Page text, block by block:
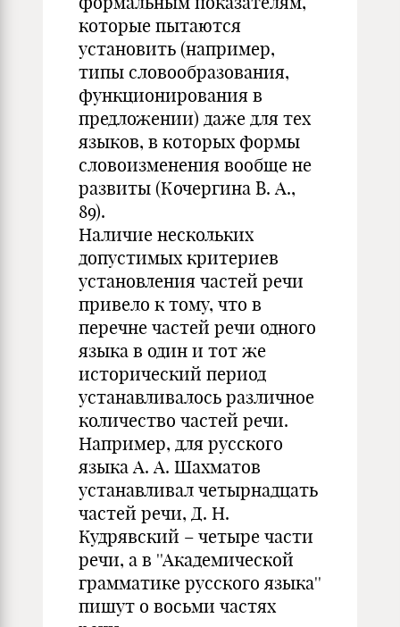
которые пытаются
установить (например,
типы словообразования,
функционирования в
предложении) даже для тех
языков, в которых формы
словоизменения вообще не
развиты (Кочергина В. А.,
89).
Наличие нескольких
допустимых критериев
установления частей речи
привело к тому, что в
перечне частей речи одного
языка в один и тот же
исторический период
устанавливалось различное
количество частей речи.
Например, для русского
языка А. А. Шахматов
устанавливал четырнадцать
частей речи, Д. Н.
Кудрявский – четыре части
речи, а в ''Академической
грамматике русского языка''
пишут о восьми частях